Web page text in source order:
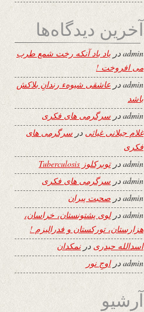
آخرین دیدگاه‌ها
adminدر یاد باد آنکه رخت شمع طرب
می افروخت !
admin در عاشقی شیوهء رندانِ بلاکش
باشد
adminدر سرگرمی های فکری
غلام جیلانی غیاثی در سرگرمی های
فکری
adminدرتوبرکلوز Tuberculosis
admin در سرگرمی های فکری
adminدر صحبت پیران
adminدرلوی پشتونستان، خراسان،
هزارستان، تورکستان و فدرالیزم !
اسدالله حیدری درنمکدان
admin دراوجِ نور
آرشیو